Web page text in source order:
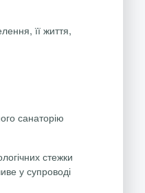
її життя,
сана­то­рію
стежки
у супроводі